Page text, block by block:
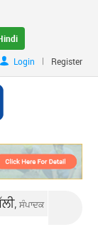
Login
| Register
ਸੰਪਾਦਕ